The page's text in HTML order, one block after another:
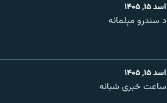
اسد ۱۵, ۱۴۰۵
د سندرو مېلمانه
اسد ۱۵, ۱۴۰۵
ساعت خبری شبانه